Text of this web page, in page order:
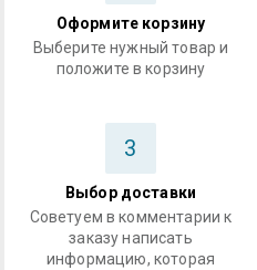
Оформите корзину
Выберите нужный товар и
положите в корзину
3
Выбор доставки
Советуем в комментарии к
заказу написать
информацию, которая